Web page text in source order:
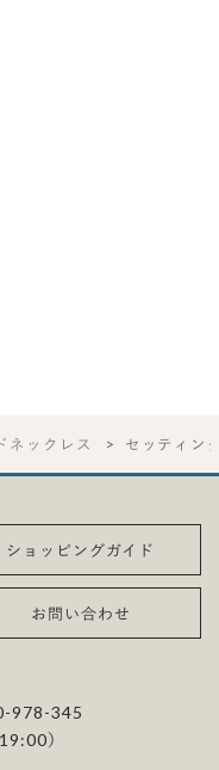
ネックレス セッティン
ショッピングガイド
お問い合わせ
978-345
）